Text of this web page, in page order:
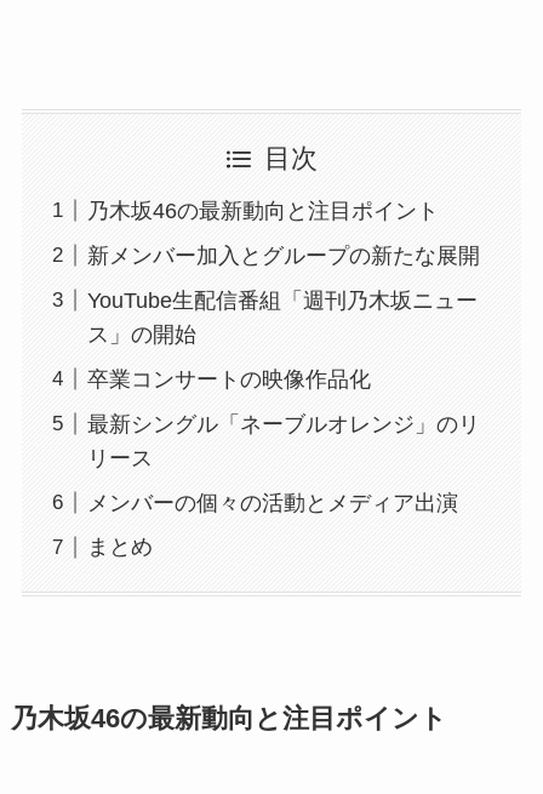
目次
乃木坂46の最新動向と注目ポイント
新メンバー加入とグループの新たな展開
YouTube生配信番組「週刊乃木坂ニュー
ス」の開始
卒業コンサートの映像作品化
最新シングル「ネーブルオレンジ」のリ
リース
メンバーの個々の活動とメディア出演
まとめ
乃木坂46の最新動向と注目ポイント